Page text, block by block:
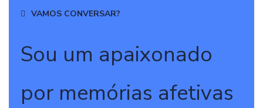
VAMOS CONVERSAR?
Sou um apaixonado
por memórias afetivas